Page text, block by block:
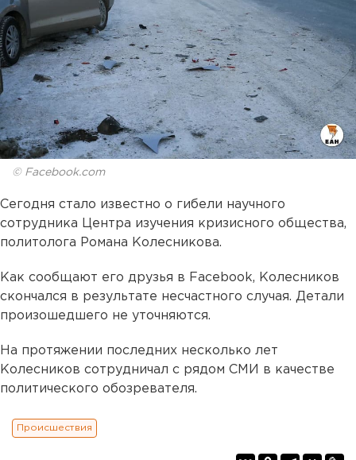
© Facebook.com
Сегодня стало известно о гибели научного
сотрудника Центра изучения кризисного общества,
политолога Романа Колесникова.
Как сообщают его друзья в Facebook, Колесников
скончался в результате несчастного случая. Детали
произошедшего не уточняются.
На протяжении последних несколько лет
Колесников сотрудничал с рядом СМИ в качестве
политического обозревателя.
Происшествия